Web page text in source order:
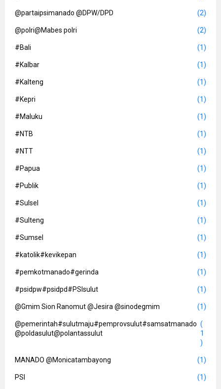
@partaipsimanado @DPW/DPD (2)
@polri@Mabes polri (2)
#Bali (1)
#Kalbar (1)
#Kalteng (1)
#Kepri (1)
#Maluku (1)
#NTB (1)
#NTT (1)
#Papua (1)
#Publik (1)
#Sulsel (1)
#Sulteng (1)
#Sumsel (1)
#katolik#kevikepan (1)
#pemkotmanado#gerinda (1)
#psidpw#psidpd#PSIsulut (1)
@Gmim Sion Ranomut @Jesira @sinodegmim (1)
@pemerintah#sulutmaju#pemprovsulut#samsatmanado
@poldasulut@polantassulut
(
1
)
MANADO @Monicatambayong (1)
PSI (1)